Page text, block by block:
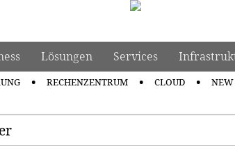
Lösungen Services
RECHENZENTRUM CLOUD